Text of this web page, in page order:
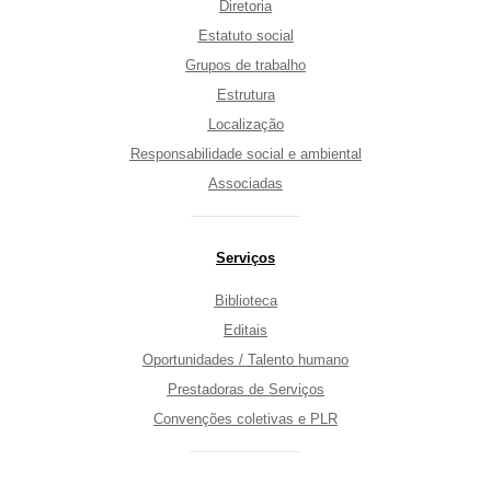
Diretoria
Estatuto social
Grupos de trabalho
Estrutura
Localização
Responsabilidade social e ambiental
Associadas
Serviços
Biblioteca
Editais
Oportunidades / Talento humano
Prestadoras de Serviços
Convenções coletivas e PLR